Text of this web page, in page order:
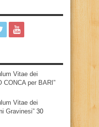
Vitae dei
CONCA per BARI”
Vitae dei
Gravinesi” 30